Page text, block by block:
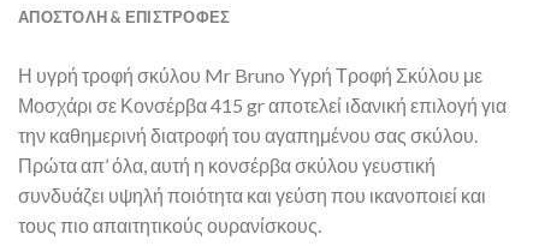
ΑΠΟΣΤΟΛΉ & ΕΠΙΣΤΡΟΦΈΣ
Η υγρή τροφή σκύλου Mr Bruno Υγρή Τροφή Σκύλου με
Μοσχάρι σε Κονσέρβα 415 gr αποτελεί ιδανική επιλογή για
την καθημερινή διατροφή του αγαπημένου σας σκύλου.
Πρώτα απ’ όλα, αυτή η κονσέρβα σκύλου γευστική
συνδυάζει υψηλή ποιότητα και γεύση που ικανοποιεί και
τους πιο απαιτητικούς ουρανίσκους.